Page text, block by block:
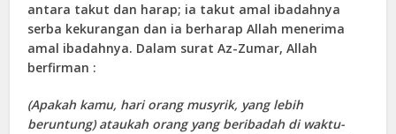
antara takut dan harap; ia takut amal ibadahnya
serba kekurangan dan ia berharap Allah menerima
amal ibadahnya. Dalam surat Az-Zumar, Allah
berfirman :
(Apakah kamu, hari orang musyrik, yang lebih
beruntung) ataukah orang yang beribadah di waktu-